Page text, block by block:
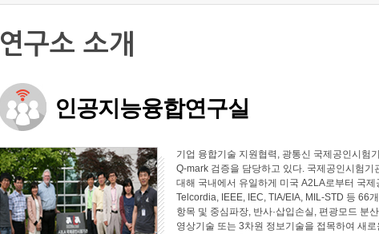
연구소 소개
인공지능융합연구실
기업 융합기술 지원협력, 광통신 국제공인시험
Q-mark 검증을 담당하고 있다. 국제공인시험기
대해 국내에서 유일하게 미국 A2LA로부터 국
Telcordia, IEEE, IEC, TIA/EIA, MIL-STD 등 66
항목 및 중심파장, 반사·삽입손실, 편광모드 분
영상기술 또는 3차원 정보기술을 접목하여 새